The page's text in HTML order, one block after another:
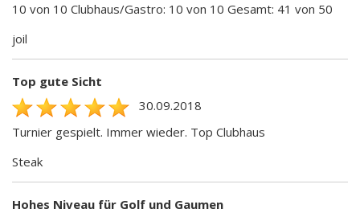
10 von 10 Clubhaus/Gastro: 10 von 10 Gesamt: 41 von 50
joil
Top gute Sicht
30.09.2018
Turnier gespielt. Immer wieder. Top Clubhaus
Steak
Hohes Niveau für Golf und Gaumen